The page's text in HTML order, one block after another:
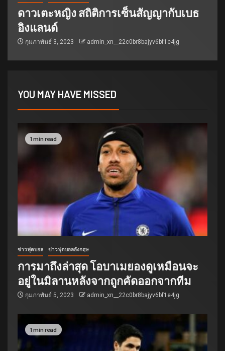
ดาวเตะหญิง สถิติการเซ็นสัญญากับเบธ
อิงแลนด์
กุมภาพันธ์ 3, 2023 admin_xn__22c0br8bajyv6bf1e4jg
YOU MAY HAVE MISSED
1 min read
ข่าวฟุตบอล ข่าวฟุตบอลอังกฤษ
การมาถึงล่าสุด โอบาเมยองดูเหมือนจะ
อยู่ในมิลานหลังจากถูกคัดออกจากทีม
กุมภาพันธ์ 5, 2023 admin_xn__22c0br8bajyv6bf1e4jg
1 min read